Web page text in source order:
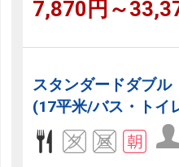
7,870円～
スタンダードダブル
(17平米/バス・トイ